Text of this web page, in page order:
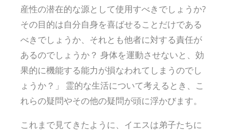
産性の潜在的な源として使用すべきでしょうか?
その目的は自分自身を喜ばせることだけである
べきでしょうか、それとも他者に対する責任が
あるのでしょうか？ 身体を運動させないと、効
果的に機能する能力が損なわれてしまうのでし
ょうか？」 霊的な生活について考えるとき、こ
れらの疑問やその他の疑問が頭に浮かびます。
これまで見てきたように、イエスは弟子たちに